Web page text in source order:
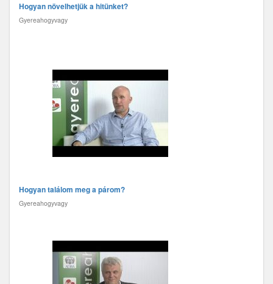
Hogyan növelhetjük a hitünket?
Gyereahogyvagy
Hogyan találom meg a párom?
Gyereahogyvagy